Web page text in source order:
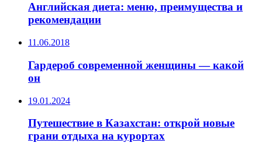
Английская диета: меню, преимущества и
рекомендации
11.06.2018
Гардероб современной женщины — какой
он
19.01.2024
Путешествие в Казахстан: открой новые
грани отдыха на курортах